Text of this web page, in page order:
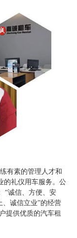
有素的管理人才和
的礼仪用车服务。公
“诚信、方便、安
、诚信立业”的经营
提供优质的汽车租